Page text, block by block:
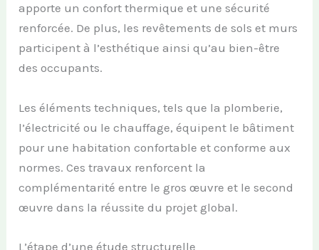
apporte un confort thermique et une sécurité
renforcée. De plus, les revêtements de sols et murs
participent à l’esthétique ainsi qu’au bien-être
des occupants.
Les éléments techniques, tels que la plomberie,
l’électricité ou le chauffage, équipent le bâtiment
pour une habitation confortable et conforme aux
normes. Ces travaux renforcent la
complémentarité entre le gros œuvre et le second
œuvre dans la réussite du projet global.
L’étape d’une étude structurelle